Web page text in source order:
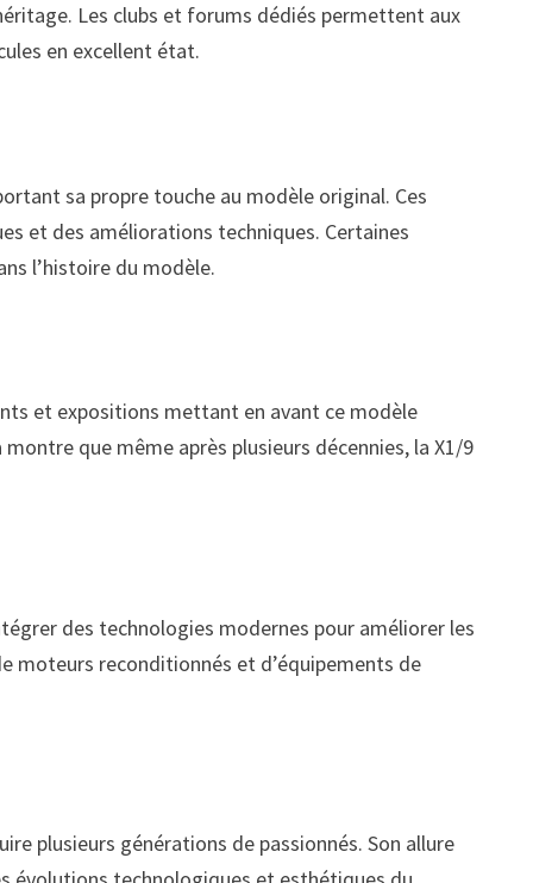
Les clubs et forums dédiés permettent aux
en excellent état.
sa propre touche au modèle original. Ces
et des améliorations techniques. Certaines
l’histoire du modèle.
et expositions mettant en avant ce modèle
que même après plusieurs décennies, la X1/9
des technologies modernes pour améliorer les
moteurs reconditionnés et d’équipements de
plusieurs générations de passionnés. Son allure